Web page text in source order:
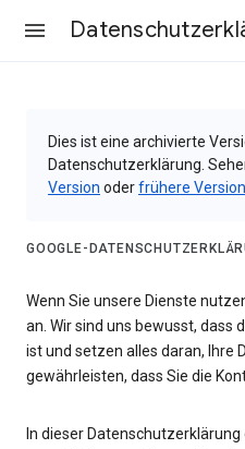
Dies ist eine archivierte
Datenschutzerklärung.
Version oderfrühere
GOOGLE-
Wenn Sie unsere Dienste
an. Wir sind uns bewusst, dass
ist und setzen alles daran, Ihre
gewährleisten, dass Sie die
In dieser